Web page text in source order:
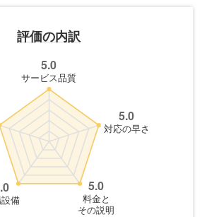
評価の内訳
5.0
サービス品質
5.0
対応の早さ
5.0
料金と
その説明
備